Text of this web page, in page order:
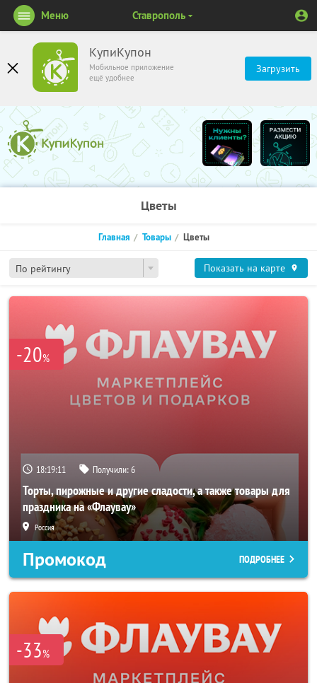
КупиКупон
Мобильное приложение
ещё удобнее
Загрузить
Меню Ставрополь
Цветы
По рейтингу
Главная Товары Цветы
Показать на карте
-20%
18:19:11 Получили:6
Торты, пирожные и другие сладости, а также товары для
праздника на «Флаувау»
Россия
Промокод ПОДРОБНЕЕ
-33%